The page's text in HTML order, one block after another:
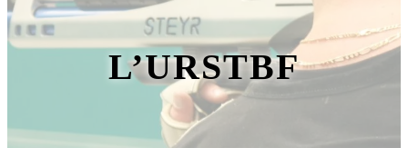
L’URSTBF